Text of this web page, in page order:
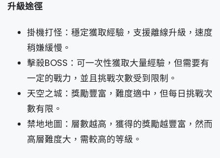
升級途徑
掛機打怪：穩定獲取經驗，支援離線升級，速度
稍嫌緩慢。
擊殺BOSS：可一次性獲取大量經驗，但需要有
一定的戰力，並且挑戰次數受到限制。
天空之城：獎勵豐富，難度適中，但每日挑戰次
數有限。
禁地地圖：層數越高，獲得的獎勵越豐富，然而
高層難度大，需較高的等級。